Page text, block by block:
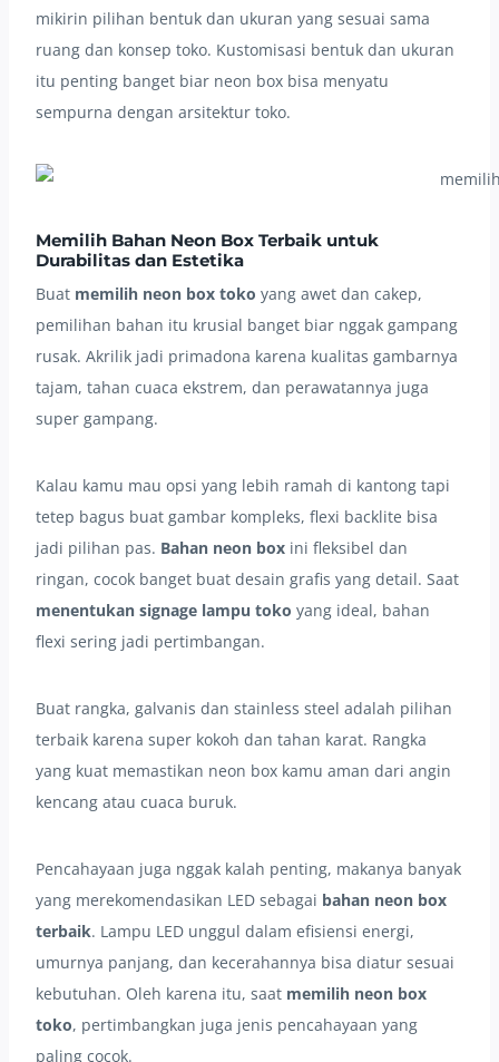
mikirin pilihan bentuk dan ukuran yang sesuai sama
ruang dan konsep toko. Kustomisasi bentuk dan ukuran
itu penting banget biar neon box bisa menyatu
sempurna dengan arsitektur toko.
Memilih Bahan Neon Box Terbaik untuk
Durabilitas dan Estetika
Buat memilih neon box toko yang awet dan cakep,
pemilihan bahan itu krusial banget biar nggak gampang
rusak. Akrilik jadi primadona karena kualitas gambarnya
tajam, tahan cuaca ekstrem, dan perawatannya juga
super gampang.
Kalau kamu mau opsi yang lebih ramah di kantong tapi
tetep bagus buat gambar kompleks, flexi backlite bisa
jadi pilihan pas. Bahan neon box ini fleksibel dan
ringan, cocok banget buat desain grafis yang detail. Saat
menentukan signage lampu toko yang ideal, bahan
flexi sering jadi pertimbangan.
Buat rangka, galvanis dan stainless steel adalah pilihan
terbaik karena super kokoh dan tahan karat. Rangka
yang kuat memastikan neon box kamu aman dari angin
kencang atau cuaca buruk.
Pencahayaan juga nggak kalah penting, makanya banyak
yang merekomendasikan LED sebagai bahan neon box
terbaik. Lampu LED unggul dalam efisiensi energi,
umurnya panjang, dan kecerahannya bisa diatur sesuai
kebutuhan. Oleh karena itu, saat memilih neon box
toko, pertimbangkan juga jenis pencahayaan yang
paling cocok.